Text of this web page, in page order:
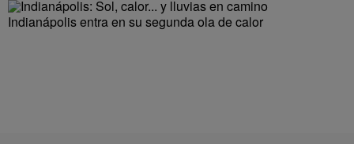
Indianápolis entra en su segunda ola de calor